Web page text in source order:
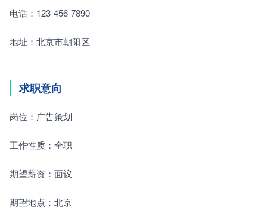
电话：123-456-7890
地址：北京市朝阳区
求职意向
岗位：广告策划
工作性质：全职
期望薪资：面议
期望地点：北京